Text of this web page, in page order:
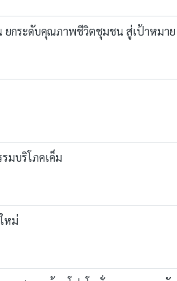
กระดับคุณภาพชีวิตชุมชน สู่เป้าหมา
มบริโภคเค็ม
หม่